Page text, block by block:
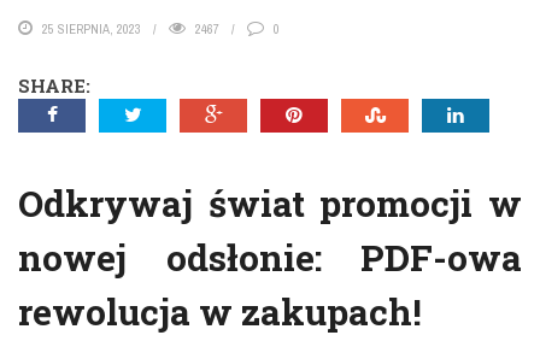
25 SIERPNIA, 2023 2467 0
SHARE:
Odkrywaj świat promocji w
nowej odsłonie: PDF-owa
rewolucja w zakupach!